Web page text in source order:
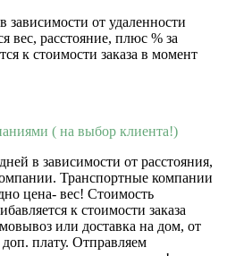
зависимости от удаленности
вес, расстояние, плюс % за
к стоимости заказа в момент
( на выбор клиента!)
в зависимости от расстояния,
Транспортные компании
цена- вес! Стоимость
к стоимости заказа
или доставка на дом, от
плату. Отправляем